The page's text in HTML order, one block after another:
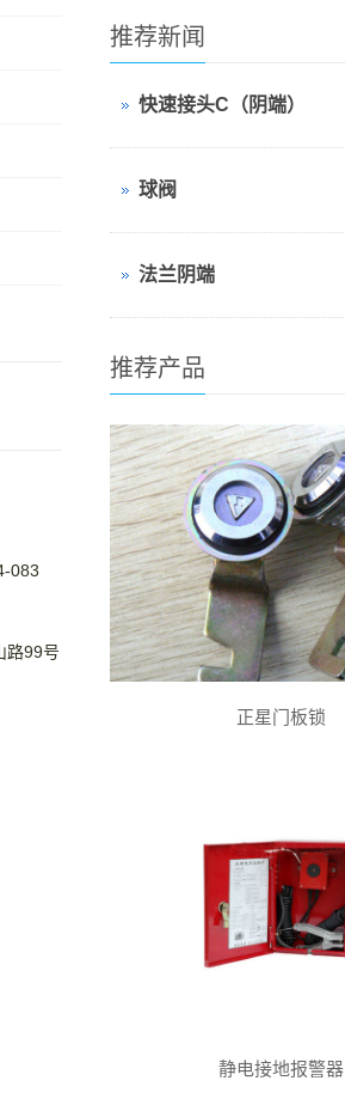
083
路99号
推荐新闻
快速接头C（阴端）
球阀
法兰阴端
推荐产品
正星门板锁
静电接地报警器